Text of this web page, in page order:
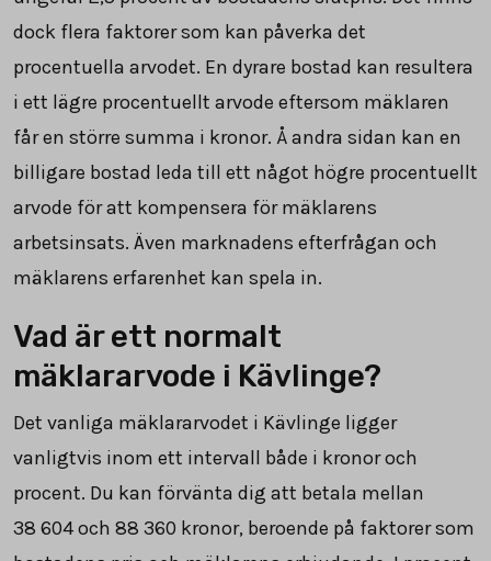
dock flera faktorer som kan påverka det
procentuella arvodet. En dyrare bostad kan resultera
i ett lägre procentuellt arvode eftersom mäklaren
får en större summa i kronor. Å andra sidan kan en
billigare bostad leda till ett något högre procentuellt
arvode för att kompensera för mäklarens
arbetsinsats. Även marknadens efterfrågan och
mäklarens erfarenhet kan spela in.
Vad är ett normalt
mäklararvode i Kävlinge?
Det vanliga mäklararvodet i Kävlinge ligger
vanligtvis inom ett intervall både i kronor och
procent. Du kan förvänta dig att betala mellan
38 604och 88 360 kronor, beroende på faktorer som